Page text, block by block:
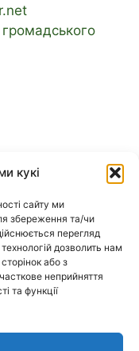
кукі
сайту ми
збереження та/чи
перегляд
дозволить нам
або з
неприйняття
та функції
громадського